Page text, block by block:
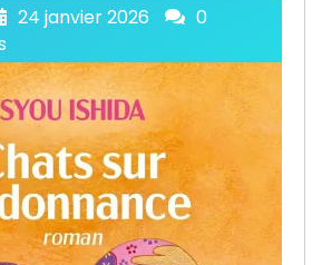
24 janvier 2026
0